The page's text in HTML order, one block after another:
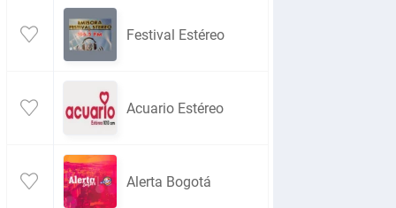
Festival Estéreo
Acuario Estéreo
Alerta Bogotá